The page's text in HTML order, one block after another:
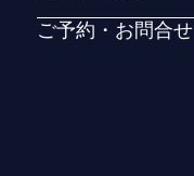
ご予約・お問合せ